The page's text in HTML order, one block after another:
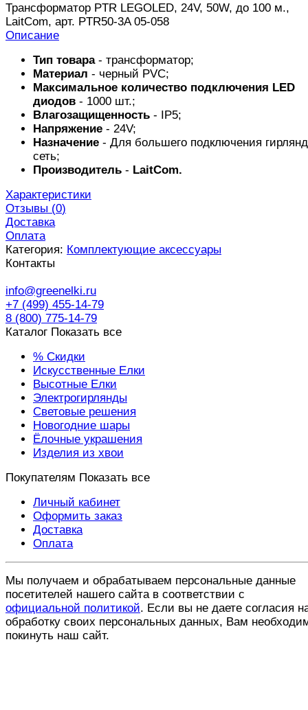
Трансформатор PTR LEGOLED, 24V, 50W, до 100 м.,
LaitCom, арт. PTR50-3A 05-058
Описание
Тип товара- трансформатор;
Материал - черный PVC;
Максимальное количество подключения LED
диодов - 1000 шт.;
Влагозащищенность - IP5;
Напряжение - 24V;
Назначение - Для большего подключения
сеть;
Производитель - LaitCom.
Характеристики
Отзывы (0)
Доставка
Оплата
Категория: Комплектующие аксессуары
Контакты
info@greenelki.ru
+7 (499) 455-14-79
8 (800) 775-14-79
Каталог Показать все
% Скидки
Искусственные Елки
Высотные Елки
Электрогирлянды
Световые решения
Новогодние шары
Ёлочные украшения
Изделия из хвои
Покупателям Показать все
Личный кабинет
Оформить заказ
Доставка
Оплата
Мы получаем и обрабатываем персональные данные
посетителей нашего сайта в соответствии с
официальной политикой. Если вы не даете согласия
обработку своих персональных данных, Вам
покинуть наш сайт.